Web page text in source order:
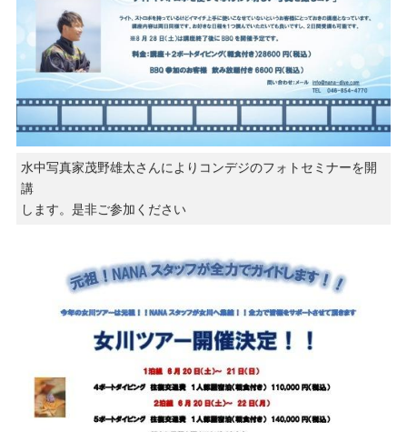
水中写真家茂野雄太さんによりコンデジのフォトセミナーを開
講
します。是非ご参加ください